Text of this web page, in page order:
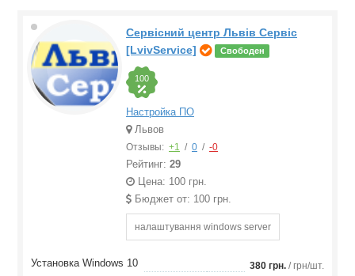
Сервісний центр Львів Сервіс
[LvivService]
Свободен
100
Настройка ПО
Львов
Отзывы: +1 / 0 / -0
Рейтинг: 29
Цена: 100 грн.
Бюджет от: 100 грн.
налаштування windows server
Установка Windows 10 380 грн. / грн/шт.